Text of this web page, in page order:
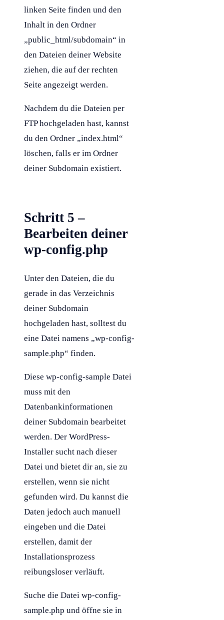
linken Seite finden und den
Inhalt in den Ordner
„public_html/subdomain“ in
den Dateien deiner Website
ziehen, die auf der rechten
Seite angezeigt werden.
Nachdem du die Dateien per
FTPhochgeladen hast, kannst
du den Ordner „index.html“
löschen, falls er im Ordner
deiner Subdomain existiert.
Schritt 5 –
Bearbeiten deiner
wp-config.php
Unter den Dateien, die du
gerade in das Verzeichnis
deiner Subdomain
hochgeladen hast, solltest du
eine Datei namens „wp-config-
sample.php“ finden.
Diese wp-config-sample Datei
muss mit den
Datenbankinformationen
deiner Subdomain bearbeitet
werden. Der WordPress-
Installer sucht nach dieser
Datei und bietet dir an, sie zu
erstellen, wenn sie nicht
gefunden wird. Du kannst die
Daten jedoch auch manuell
eingeben und die Datei
erstellen, damit der
Installationsprozess
reibungsloser verläuft.
Suche die Datei wp-config-
sample.php und öffne sie in